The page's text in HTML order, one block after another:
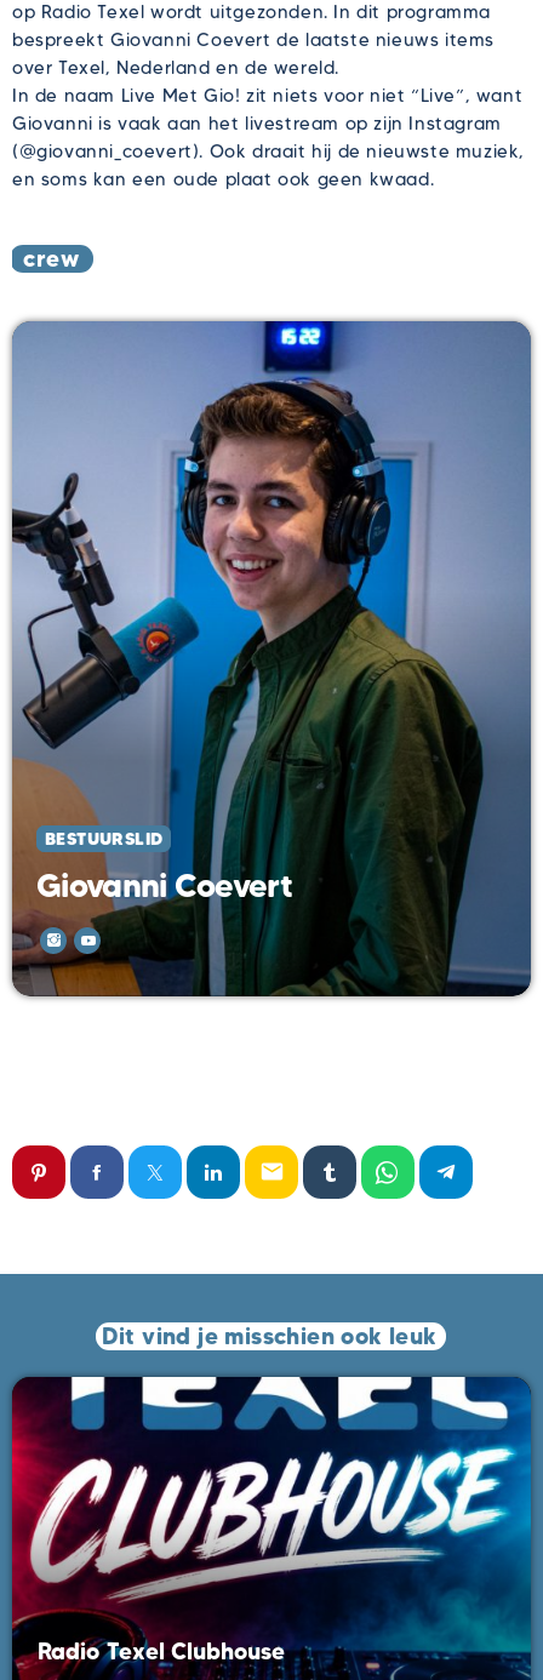
op Radio Texel wordt uitgezonden. In dit programma
bespreekt Giovanni Coevert de laatste nieuws items
over Texel, Nederland en de wereld.
In de naam Live Met Gio! zit niets voor niet “Live”, want
Giovanni is vaak aan het livestream op zijn Instagram
(@giovanni_coevert). Ook draait hij de nieuwste muziek,
en soms kan een oude plaat ook geen kwaad.
crew
BESTUURSLID
Giovanni Coevert
email
Dit vind je misschien ook leuk
Radio Texel Clubhouse